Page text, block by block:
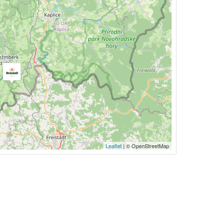
Leaflet | © OpenStreetMap